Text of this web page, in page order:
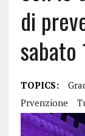
di
sabato
TOPICS:
Prvenzione